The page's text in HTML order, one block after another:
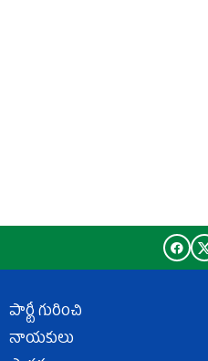
పార్టీ గురించి
నాయకులు